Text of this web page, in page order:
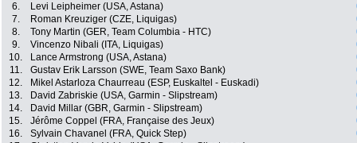
6.
Levi Leipheimer (USA, Astana)
7.
Roman Kreuziger (CZE, Liquigas)
8.
Tony Martin (GER, Team Columbia - HTC)
9.
Vincenzo Nibali (ITA, Liquigas)
10.
Lance Armstrong (USA, Astana)
11.
Gustav Erik Larsson (SWE, Team Saxo Bank)
12.
Mikel Astarloza Chaurreau (ESP, Euskaltel - Euskadi)
13.
David Zabriskie (USA, Garmin - Slipstream)
14.
David Millar (GBR, Garmin - Slipstream)
15.
Jérôme Coppel (FRA, Française des Jeux)
16.
Sylvain Chavanel (FRA, Quick Step)